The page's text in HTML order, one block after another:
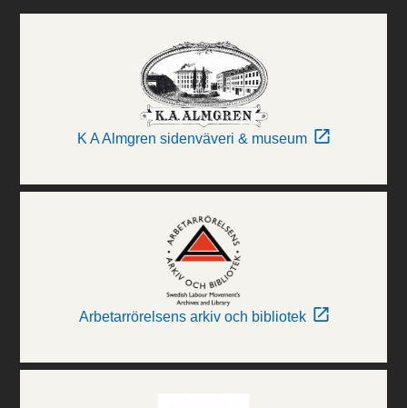
K A Almgren sidenväveri & museum
Arbetarrörelsens arkiv och bibliotek